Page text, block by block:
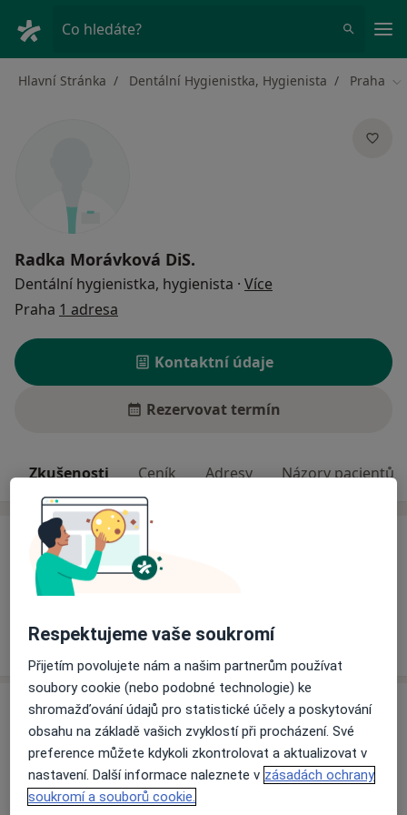
Co hledáte?
Hlavní Stránka Dentální Hygienistka, Hygienista Praha
Radka Morávková DiS.
Dentální hygienistka, hygienista · Více
Praha 1 adresa
Kontaktní údaje
Rezervovat termín
Zkušenosti Ceník Adresy Názory pacientů
Zkušenosti
Prosíme Vás, zavolejte si pro svůj termín přímo do
ordinace, mnohdy se může jednat o ošetření, jenž
Esthesia.
Ceník
Informace o službách a cenách nejsou k dispozici
Tento specialista ještě nepřidával žádné informace o
svých službách.
Respektujeme vaše soukromí
Přijetím povolujete nám a našim partnerům používat
soubory cookie (nebo podobné technologie) ke
shromažďování údajů pro statistické účely a poskytování
obsahu na základě vašich zvyklostí při procházení. Své
preference můžete kdykoli zkontrolovat a aktualizovat v
nastavení. Další informace naleznete v zásadách ochrany
soukromí a souborů cookie.